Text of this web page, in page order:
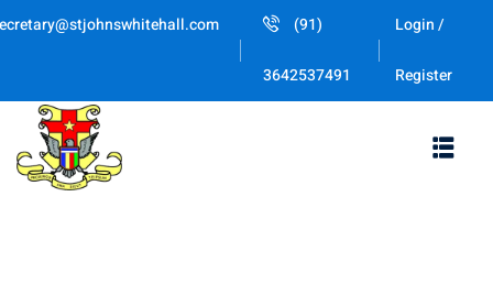
Skip
(91)
3642537491
Login /
Register